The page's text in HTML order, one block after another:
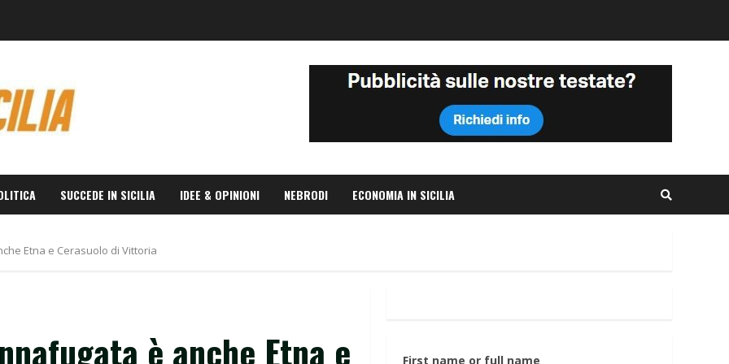
SUCCEDE IN SICILIA IDEE & OPINIONI NEBRODI ECONOMIA IN SICILIA
Etna e Cerasuolo di Vittoria
è anche Etna e
First name or full name